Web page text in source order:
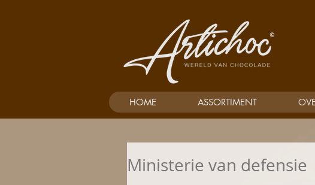
HOME ASSORTIMENT
Ministerie van defensie